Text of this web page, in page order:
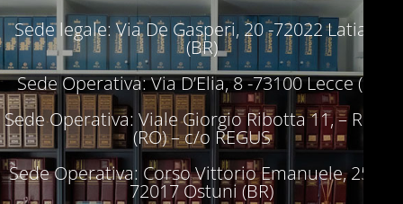
Sede legale: Via De Gasperi, 20 -72022 Latiano
(BR)
Sede Operativa: Via D’Elia, 8 -73100 Lecce (LE)
Sede Operativa: Viale Giorgio Ribotta 11, – Roma
(RO) – c/o REGUS
Sede Operativa: Corso Vittorio Emanuele, 250 –
72017 Ostuni (BR)